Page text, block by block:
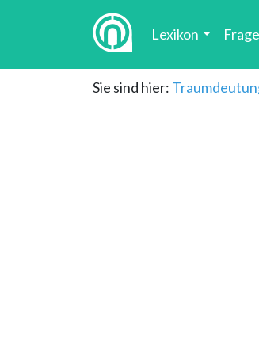
Lexikon
Sie sind hier: